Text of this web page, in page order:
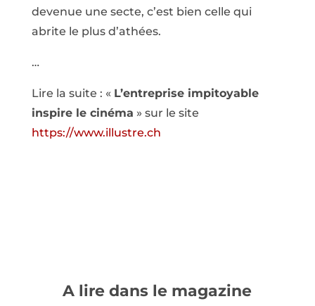
devenue une secte, c’est bien celle qui
abrite le plus d’athées.
…
Lire la suite : « L’entreprise impitoyable
inspire le cinéma » sur le site
https://www.illustre.ch
A lire dans le magazine